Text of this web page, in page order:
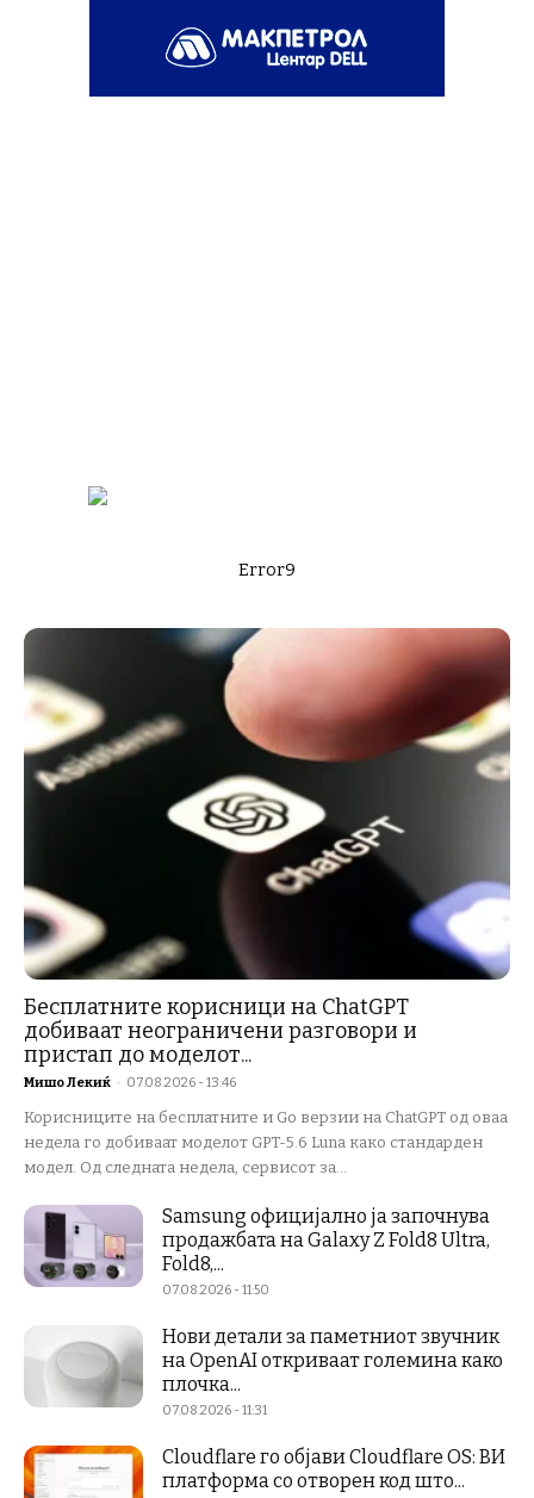
Error9
Бесплатните корисници на ChatGPT
добиваат неограничени разговори и
пристап до моделот...
Мишо Лекиќ - 07.08.2026 - 13:46
Корисниците на бесплатните и Go верзии на ChatGPT од оваа
недела го добиваат моделот GPT-5.6 Luna како стандарден
модел. Од следната недела, сервисот за...
Samsung официјално ја започнува
продажбата на Galaxy Z Fold8 Ultra,
Fold8,...
07.08.2026 - 11:50
Нови детали за паметниот звучник
на OpenAI откриваат големина како
плочка...
07.08.2026 - 11:31
Cloudflare го објави Cloudflare OS: ВИ
платформа со отворен код што...